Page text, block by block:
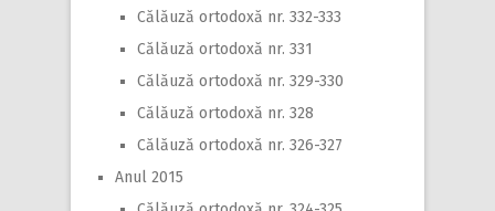
Călăuză ortodoxă nr. 332-333
Călăuză ortodoxă nr. 331
Călăuză ortodoxă nr. 329-330
Călăuză ortodoxă nr. 328
Călăuză ortodoxă nr. 326-327
Anul 2015